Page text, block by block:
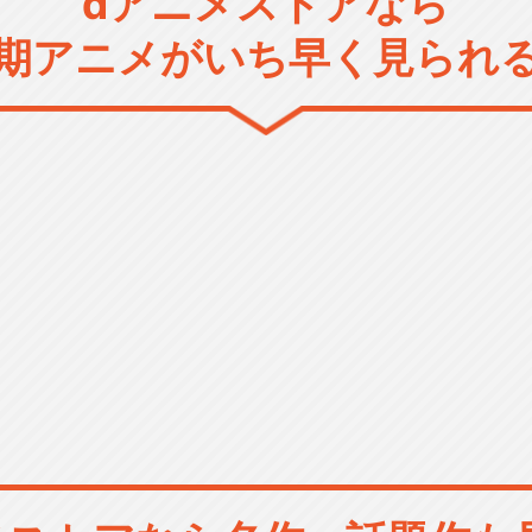
アニメがいち早く見られ